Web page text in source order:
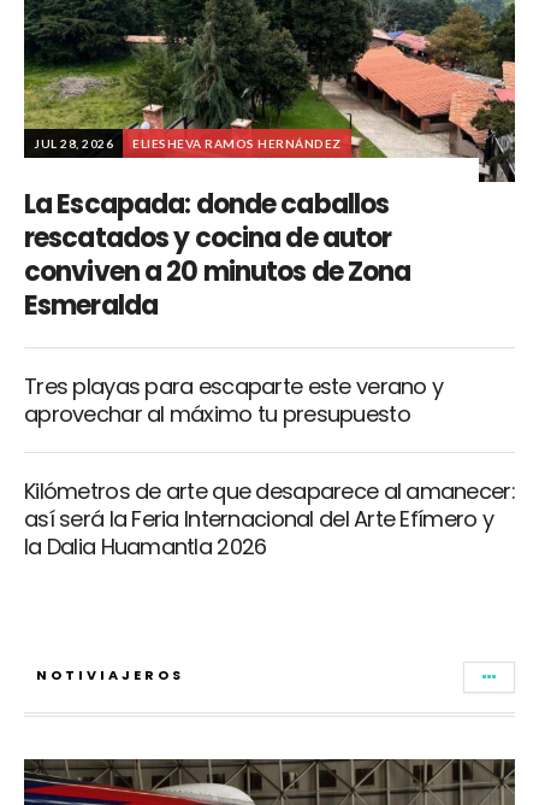
JUL 28, 2026 ELIESHEVA RAMOS HERNÁNDEZ
La Escapada: donde caballos
rescatados y cocina de autor
conviven a 20 minutos de Zona
Esmeralda
Tres playas para escaparte este verano y
aprovechar al máximo tu presupuesto
Kilómetros de arte que desaparece al amanecer:
así será la Feria Internacional del Arte Efímero y
la Dalia Huamantla 2026
NOTIVIAJEROS